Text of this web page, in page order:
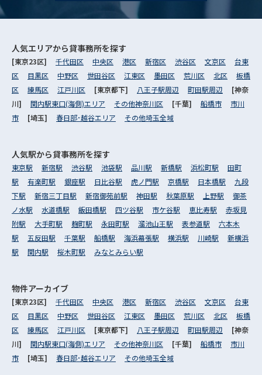
人気エリアから貸事務所を探す
[東京23区] 千代田区 中央区 港区 新宿区 渋谷区 文京区
台東
区
目黒区 中野区 世田谷区 江東区 墨田区 荒川区 北区
板橋
区
練馬区 江戸川区 [東京都下] 八王子駅周辺 町田駅周辺
[神奈
川] 関内駅東口(海側)エリア その他神奈川区 [千葉] 船橋市
市川
市
[埼玉] 春日部･越谷エリア その他埼玉全域
人気駅から貸事務所を探す
東京駅 新宿駅 渋谷駅 池袋駅 品川駅 新橋駅 浜松町駅
田町
駅
有楽町駅 銀座駅 日比谷駅 虎ノ門駅 京橋駅 日本橋駅
九段
下駅
新宿三丁目駅 新宿御苑前駅 神田駅 秋葉原駅 上野駅
御茶
ノ水駅
水道橋駅 飯田橋駅 四ツ谷駅 市ケ谷駅 恵比寿駅
赤坂見
附駅
大手町駅 麹町駅 永田町駅 溜池山王駅 表参道駅
六本木
駅
五反田駅 千葉駅 船橋駅 海浜幕張駅 横浜駅 川崎駅
新横浜
駅
関内駅 桜木町駅 みなとみらい駅
物件アーカイブ
[東京23区] 千代田区 中央区 港区 新宿区 渋谷区 文京区
台東
区
目黒区 中野区 世田谷区 江東区 墨田区 荒川区 北区
板橋
区
練馬区 江戸川区 [東京都下] 八王子駅周辺 町田駅周辺
[神奈
川] 関内駅東口(海側)エリア その他神奈川区 [千葉] 船橋市
市川
市
[埼玉] 春日部･越谷エリア その他埼玉全域